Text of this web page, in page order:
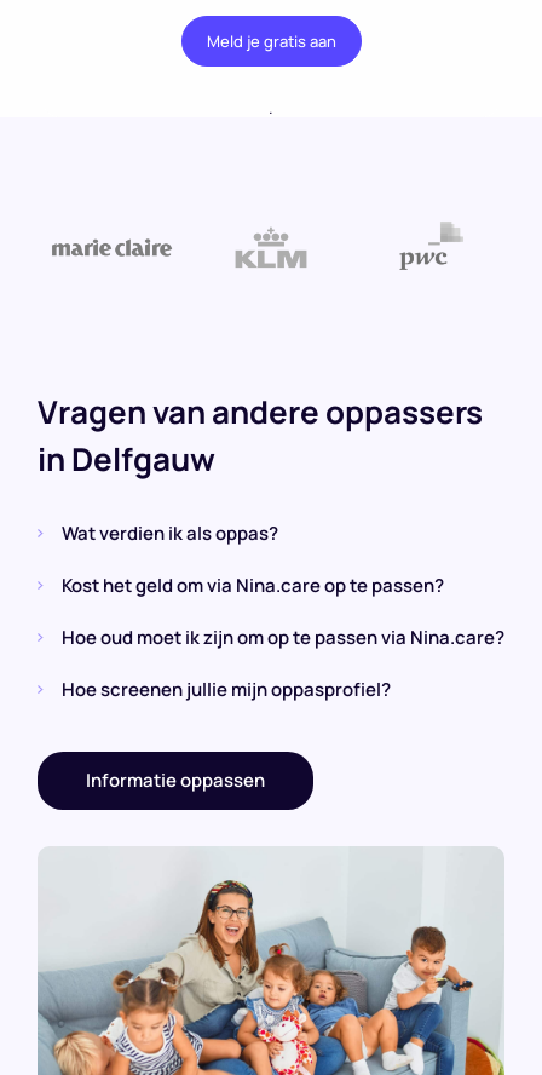
Meld je gratis aan
.
Vragen van andere oppassers
in Delfgauw
Wat verdien ik als oppas?
Kost het geld om via Nina.care op te passen?
Hoe oud moet ik zijn om op te passen via Nina.care?
Hoe screenen jullie mijn oppasprofiel?
Informatie oppassen